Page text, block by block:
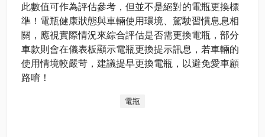
此數值可作為評估參考，但並不是絕對的電瓶更換標
準！電瓶健康狀態與車輛使用環境、駕駛習慣息息相
關，應視實際情況來綜合評估是否需更換電瓶，部分
車款則會在儀表板顯示電瓶更換提示訊息，若車輛的
使用情境較嚴苛，建議提早更換電瓶，以避免愛車顧
路唷！
電瓶